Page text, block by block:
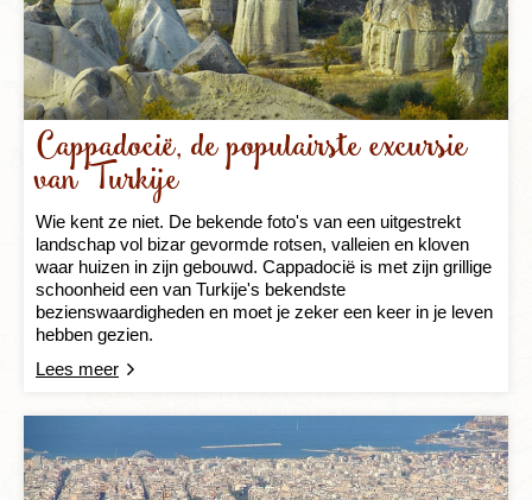
Cappadocië, de populairste excursie
van Turkije
Wie kent ze niet. De bekende foto's van een uitgestrekt
landschap vol bizar gevormde rotsen, valleien en kloven
waar huizen in zijn gebouwd. Cappadocië is met zijn grillige
schoonheid een van Turkije's bekendste
bezienswaardigheden en moet je zeker een keer in je leven
hebben gezien.
Lees meer